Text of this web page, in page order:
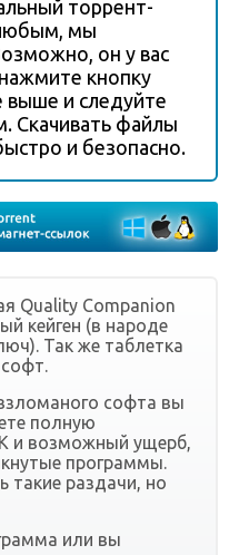
торрент-
мы
он у вас
кнопку
выше и следуйте
Скачивать файлы
и безопасно.
Quality Companion
кейген (в народе
Так же таблетка
софта вы
полную
и возможный ущерб,
программы.
такие раздачи, но
или вы